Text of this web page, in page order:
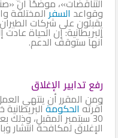
وقواعدالسفرالمختلفة
يقبلون على شركات
البريطانية: إن الحياة
أنها ستوقف الدعم.
رفع تدابير الإغلاق
ومن المقرر أن ينتهي
أقرتهالحكومة
30 سبتمبر المقبل، وذلك
الإغلاق لمكافحة انتشار